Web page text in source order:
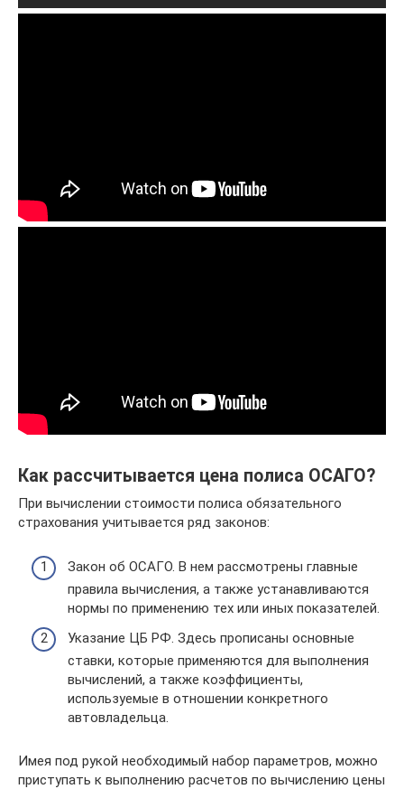
Как рассчитывается цена полиса ОСАГО?
При вычислении стоимости полиса обязательного
страхования учитывается ряд законов:
Закон об ОСАГО. В нем рассмотрены главные
правила вычисления, а также устанавливаются
нормы по применению тех или иных показателей.
Указание ЦБ РФ. Здесь прописаны основные
ставки, которые применяются для выполнения
вычислений, а также коэффициенты,
используемые в отношении конкретного
автовладельца.
Имея под рукой необходимый набор параметров, можно
приступать к выполнению расчетов по вычислению цены